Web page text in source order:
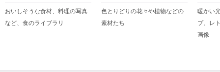
おいしそうな食材、料理の写真
など、食のライブラリ
色とりどりの花々や植物などの
素材たち
暖かい
プ、レ
画像